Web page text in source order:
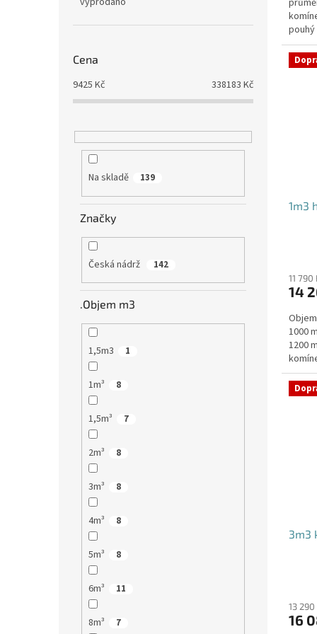
Cena
9425 Kč 338183 Kč
Na skladě 139
Značky
Česká nádrž 142
.Objem m3
1,5m3 1
1m³ 8
1,5m³ 7
2m³ 8
3m³ 8
4m³ 8
5m³ 8
6m³ 11
8m³ 7
pouhý
1m3
11 790
14
1000
1200
stání,
3m3
13
16